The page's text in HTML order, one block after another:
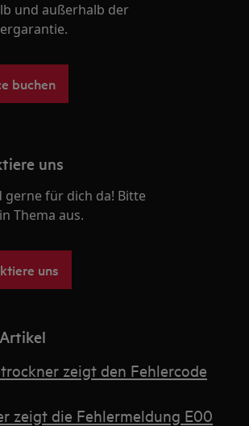
und außerhalb der
buchen
uns
gerne für dich da! Bitte
Thema aus.
uns
zeigt den Fehlercode
zeigt die Fehlermeldung E00